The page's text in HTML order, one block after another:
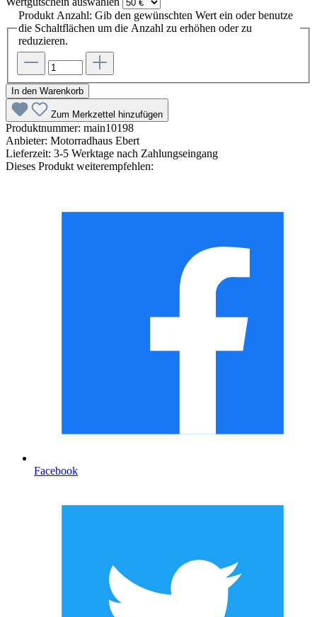
Produkt Anzahl: Gib den gewünschten Wert ein oder benutze
die Schaltflächen um die Anzahl zu erhöhen oder zu
reduzieren.
In den Warenkorb
Zum Merkzettel hinzufügen
Produktnummer: main10198
Anbieter: Motorradhaus Ebert
Lieferzeit: 3-5 Werktage nach Zahlungseingang
Dieses Produkt weiterempfehlen:
Facebook